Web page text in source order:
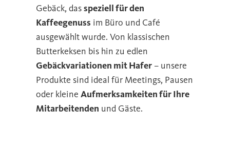
Gebäck, dasspeziell für den
Kaffeegenuss im Büro und Café
ausgewählt wurde. Von klassischen
Butterkeksen bis hin zu edlen
Gebäckvariationen mit Hafer – unsere
Produkte sind ideal für Meetings, Pausen
oder kleine Aufmerksamkeiten für Ihre
Mitarbeitenden und Gäste.